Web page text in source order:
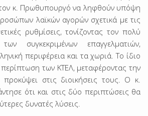
κ. Πρωθυπουργό να ληφθούν υπόψη
λαϊκών αγορών σχετικά με τις
ρυθμίσεις, τονίζοντας τον πολύ
συγκεκριμένων επαγγελματιών,
περιφέρεια και τα χωριά. Το ίδιο
περίπτωση των ΚΤΕΛ, μεταφέροντας την
στις διοικήσεις τους. Ο κ.
ότι και στις δύο περιπτώσεις θα
δυνατές λύσεις.